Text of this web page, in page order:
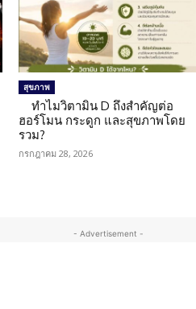
สุขภาพ
ทำไมวิตามิน D ถึงสำคัญต่อ
ฮอร์โมน กระดูก และสุขภาพโดย
รวม?
กรกฎาคม 28, 2026
- Advertisement -